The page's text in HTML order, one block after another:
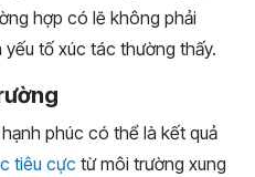
hợp có lẽ không phải
tố xúc tác thường thấy.
phúc có thể là kết quả
tiêu cực từ môi trường xung